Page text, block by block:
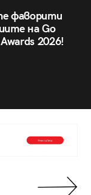
фаворити
на Go
2026!